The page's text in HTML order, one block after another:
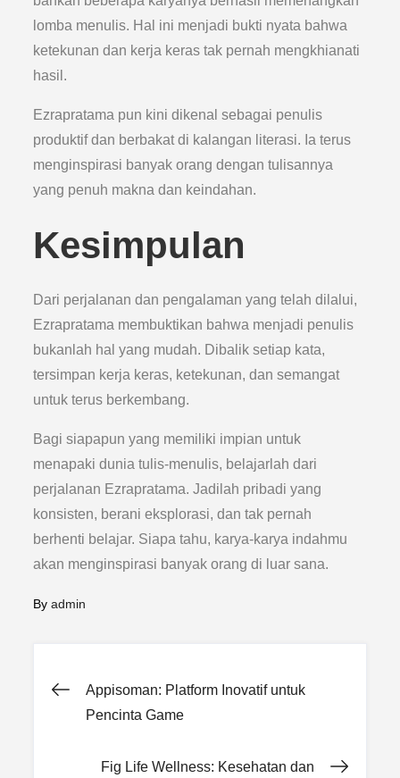
lomba menulis. Hal ini menjadi bukti nyata bahwa
ketekunan dan kerja keras tak pernah mengkhianati
hasil.
Ezrapratama pun kini dikenal sebagai penulis
produktif dan berbakat di kalangan literasi. Ia terus
menginspirasi banyak orang dengan tulisannya
yang penuh makna dan keindahan.
Kesimpulan
Dari perjalanan dan pengalaman yang telah dilalui,
Ezrapratama membuktikan bahwa menjadi penulis
bukanlah hal yang mudah. Dibalik setiap kata,
tersimpan kerja keras, ketekunan, dan semangat
untuk terus berkembang.
Bagi siapapun yang memiliki impian untuk
menapaki dunia tulis-menulis, belajarlah dari
perjalanan Ezrapratama. Jadilah pribadi yang
konsisten, berani eksplorasi, dan tak pernah
berhenti belajar. Siapa tahu, karya-karya indahmu
akan menginspirasi banyak orang di luar sana.
Byadmin
Post
Appisoman: Platform Inovatif untuk
Pencinta Game
Fig Life Wellness: Kesehatan dan